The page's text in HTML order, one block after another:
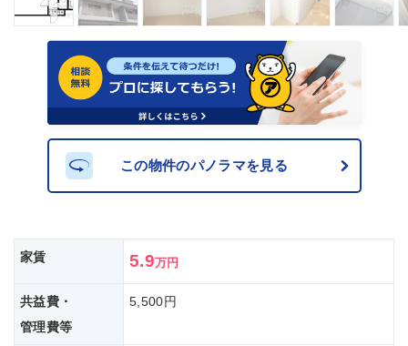
この物件のパノラマを見る
家賃 5.9万円
共益費・
管理費等
5,500円